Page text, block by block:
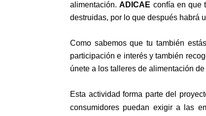
alimentación.ADICAE confía en que
destruidas, por lo que después habrá
Como sabemos que tu también
participación e interés y también
únete a los talleres de alimentación de
Esta actividad forma parte del
consumidores puedan exigir a las